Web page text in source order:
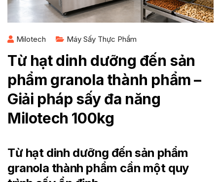
Milotech Máy Sấy Thực Phẩm
Từ hạt dinh dưỡng đến sản
phẩm granola thành phẩm –
Giải pháp sấy đa năng
Milotech 100kg
Từ hạt dinh dưỡng đến sản phẩm
granola thành phẩm cần một quy